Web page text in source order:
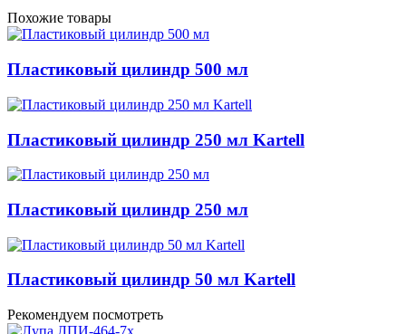
Похожие товары
Пластиковый цилиндр 500 мл
Пластиковый цилиндр 250 мл Kartell
Пластиковый цилиндр 250 мл
Пластиковый цилиндр 50 мл Kartell
Рекомендуем посмотреть